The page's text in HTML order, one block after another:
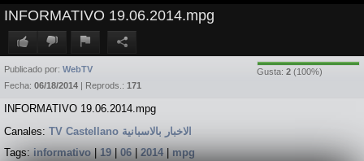
INFORMATIVO 19.06.2014.mpg
Gusta: 2 (100%)
Publicado por: WebTV
Fecha: 06/18/2014 | Reprods.: 171
INFORMATIVO 19.06.2014.mpg
Canales:
TV Castellano الاخبار بالاسبانية
Tags: informativo | 19 | 06 | 2014 | mpg